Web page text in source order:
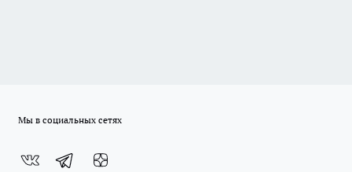
Мы в социальных сетях